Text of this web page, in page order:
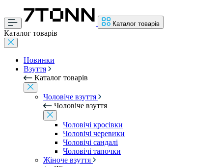
Каталог товарів
Каталог товарів
Новинки
Взуття
Каталог товарів
Чоловіче взуття
Чоловіче взуття
Чоловічі кросівки
Чоловічі черевики
Чоловічі сандалі
Чоловічі тапочки
Жіноче взуття